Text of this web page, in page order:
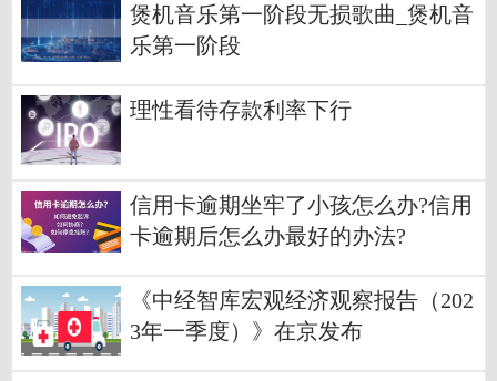
煲机音乐第一阶段无损歌曲_煲机音
乐第一阶段
理性看待存款利率下行
信用卡逾期坐牢了小孩怎么办?信用
卡逾期后怎么办最好的办法?
《中经智库宏观经济观察报告（202
3年一季度）》在京发布